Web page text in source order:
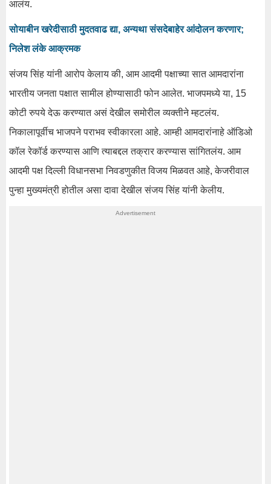
आलंय.
सोयाबीन खरेदीसाठी मुदतवाढ द्या, अन्यथा संसदेबाहेर आंदोलन करणार;
निलेश लंके आक्रमक
संजय सिंह यांनी आरोप केलाय की, आम आदमी पक्षाच्या सात आमदारांना
भारतीय जनता पक्षात सामील होण्यासाठी फोन आलेत. भाजपमध्ये या, 15
कोटी रुपये देऊ करण्यात असं देखील समोरील व्यक्तीने म्हटलंय.
निकालापूर्वीच भाजपने पराभव स्वीकारला आहे. आम्ही आमदारांनाहे ऑडिओ
कॉल रेकॉर्ड करण्यास आणि त्याबद्दल तक्रार करण्यास सांगितलंय. आम
आदमी पक्ष दिल्ली विधानसभा निवडणुकीत विजय मिळवत आहे, केजरीवाल
पुन्हा मुख्यमंत्री होतील असा दावा देखील संजय सिंह यांनी केलीय.